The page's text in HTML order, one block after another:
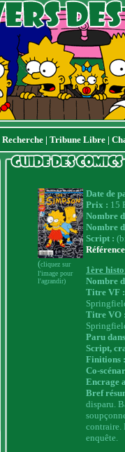
Recherche| Tribune Libre |
(cliquez sur
l'image pour
l'agrandir)
Date de
Prix : 15
Nombre
Nombre
Script :
1ère
Nombre
Titre VF
Titre VO
Paru
Script,
Finitions :
Co-
Encrage
Bref
disparu.
contraire.
enquête.